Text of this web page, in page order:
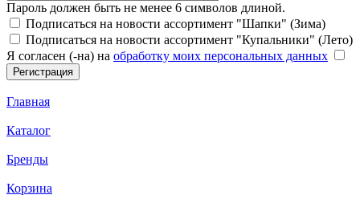
Пароль должен быть не менее 6 символов длиной.
Подписаться на новости ассортимент "Шапки" (Зима)
Подписаться на новости ассортимент "Купальники" (Лето)
Я согласен (-на) на обработку моих персональных данных
Главная
Каталог
Бренды
Корзина